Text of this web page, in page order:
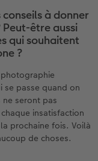
à donner
être aussi
qui souhaitent
?
se passe quand on
seront pas
insatisfaction
prochaine fois. Voilà
de choses.